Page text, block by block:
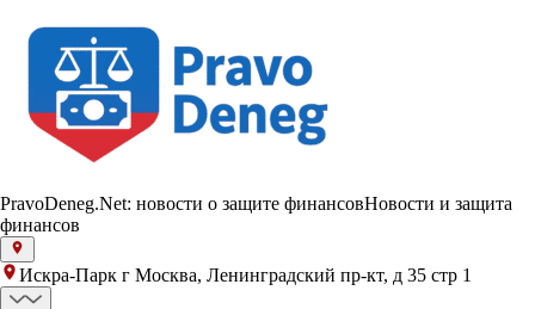
PravoDeneg.Net: новости о защите финансовНовости и защита
финансов
Искра-Парк г Москва, Ленинградский пр-кт, д 35 стр 1